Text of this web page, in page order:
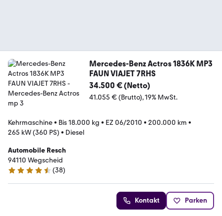
Mercedes-Benz Actros 1836K MP3
FAUN VIAJET 7RHS
34.500 € (Netto)
41.055 € (Brutto) 19% MwSt.
Kehrmaschine• Bis 18.000 kg • EZ 06/2010 • 200.000 km •
265 kW (360 PS) • Diesel
Automobile Resch
94110 Wegscheid
4.7 Sterne
(38)
Kontakt Parken